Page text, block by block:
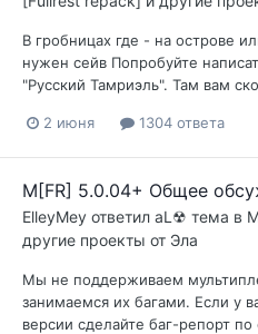
В гробницах где - на острове
нужен сейв Попробуйте
"Русский Тамриэль". Там вам
2 июня 1304 ответа
M[FR] 5.0.04+ Общее
ElleyMey ответил aL☢ тема в
другие проекты от Эла
Мы не поддерживаем
занимаемся их багами. Если у
версии сделайте баг-репорт